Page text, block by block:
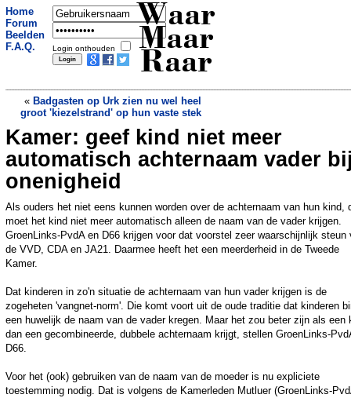
Home
Forum
Beelden
F.A.Q.
Login onthouden
Waar
Maar
Raar
« Badgasten op Urk zien nu wel heel
groot 'kiezelstrand' op hun vaste stek
Waarom leven mannen in Nederland
drie jaar korter dan vrouwen?
Kamer: geef kind niet meer
automatisch achternaam vader
onenigheid
Als ouders het niet eens kunnen worden over de achternaam van hun kind,
moet het kind niet meer automatisch alleen de naam van de vader krijgen.
GroenLinks-PvdA en D66 krijgen voor dat voorstel zeer waarschijnlijk steun
de VVD, CDA en JA21. Daarmee heeft het een meerderheid in de Tweede
Kamer.
Dat kinderen in zo'n situatie de achternaam van hun vader krijgen is de
zogeheten 'vangnet-norm'. Die komt voort uit de oude traditie dat kinderen
een huwelijk de naam van de vader kregen. Maar het zou beter zijn als een
dan een gecombineerde, dubbele achternaam krijgt, stellen GroenLinks-
D66.
Voor het (ook) gebruiken van de naam van de moeder is nu expliciete
toestemming nodig. Dat is volgens de Kamerleden Mutluer (GroenLinks-